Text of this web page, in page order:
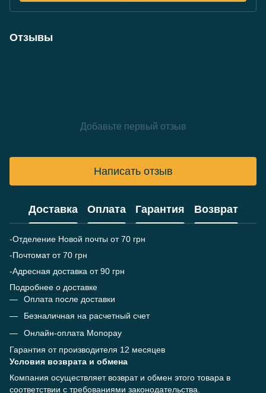
Отзывы
Добавьте первый отзыв
Написать отзыв
Доставка Оплата Гарантия Возврат
-Отделение Новой почты от 70 грн
-Почтомат от 70 грн
-Адресная доставка от 90 грн
Подробнее о доставке
Оплата после доставки
Безналичная на расчетный счет
Онлайн-оплата Monopay
Гарантия от производителя 12 месяцев
Условия возврата и обмена
Компания осуществляет возврат и обмен этого товара в
соответствии с требованиями законодательства.